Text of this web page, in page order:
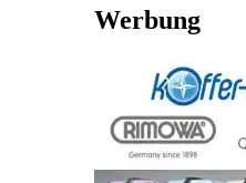
Werbung